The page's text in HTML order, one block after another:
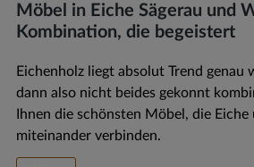
Möbel in Eiche Sägerau und
Kombination, die begeistert
Eichenholz liegt absolut Trend genau
dann also nicht beides gekonnt
Ihnen die schönsten Möbel, die
miteinander verbinden.